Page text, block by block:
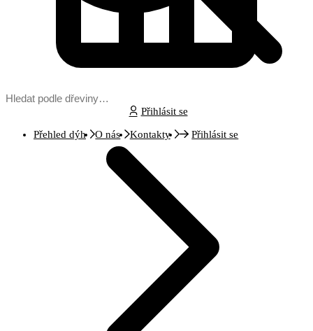
Přihlásit se
Přehled dýh O nás Kontakty Přihlásit se